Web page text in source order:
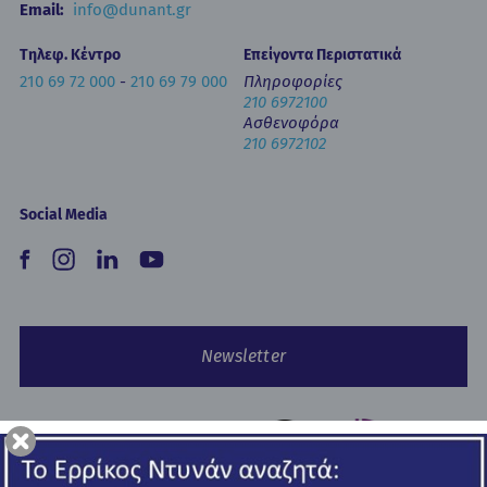
Email: info@dunant.gr
Τηλεφ. Κέντρο
210 69 72 000- 210 69 79 000
Επείγοντα Περιστατικά
Πληροφορίες
210 6972100
Ασθενοφόρα
210 6972102
Social Media
Newsletter